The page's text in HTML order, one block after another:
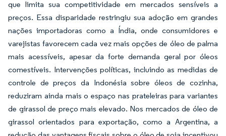
que limita sua competitividade em mercados sensíveis a
preços. Essa disparidade restringiu sua adoção em grandes
nações importadoras como a Índia, onde consumidores e
varejistas favorecem cada vez mais opções de óleo de palma
mais acessíveis, apesar da forte demanda geral por óleos
comestíveis. Intervenções políticas, incluindo as medidas de
controle de preços da Indonésia sobre óleos de cozinha,
reduziram ainda mais o espaço nas prateleiras para variantes
de girassol de preço mais elevado. Nos mercados de óleo de
girassol orientados para exportação, como a Argentina, a